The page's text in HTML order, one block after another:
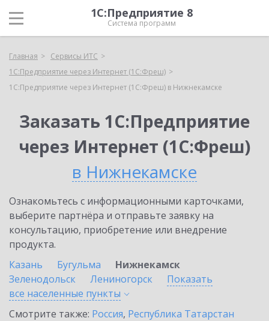
1С:Предприятие 8
Система программ
Главная
Сервисы ИТС
1С:Предприятие через Интернет (1С:Фреш)
1С:Предприятие через Интернет (1С:Фреш) в Нижнекамске
Заказать 1С:Предприятие
через Интернет (1С:Фреш)
в Нижнекамске
Ознакомьтесь с информационными карточками,
выберите партнёра и отправьте заявку на
консультацию, приобретение или внедрение
продукта.
Казань
Бугульма
Нижнекамск
Зеленодольск
Лениногорск
Показать
все населенные пункты
Смотрите также: Россия, Республика Татарстан